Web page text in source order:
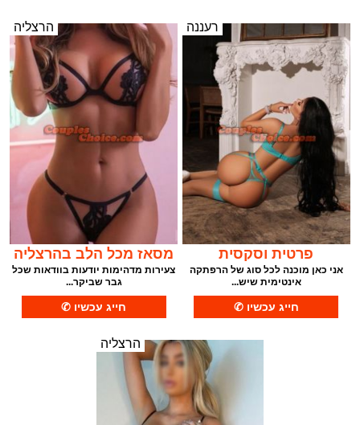
פרטית וסקסית
רעננה
אני כאן מוכנה לכל סוג של הרפתקה
אינטימית שיש...
מסאז מכל הלב בהרצליה
הרצליה
צעירות מדהימות יודעות בוודאות שכל
גבר שביקר...
הרצליה